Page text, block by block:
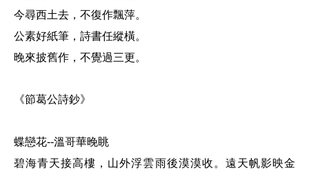
今尋西土去，不復作飄萍。
公素好紙筆，詩書任縱橫。
晚來披舊作，不覺過三更。
《節葛公詩鈔》
蝶戀花--溫哥華晚眺
碧海青天接高樓，山外浮雲雨後漠漠收。遠天帆影映金